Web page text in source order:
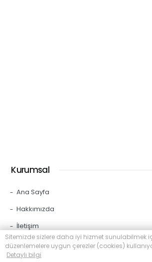
Kurumsal
Ana Sayfa
Hakkımızda
İletişim
Üyelik Sözleşmesi
Gizlilik Politikası
Sitemizde sizlere daha iyi hizmet sunulabilmek
düzenlemelere uygun çerezler (cookies)
Detaylı bilgi